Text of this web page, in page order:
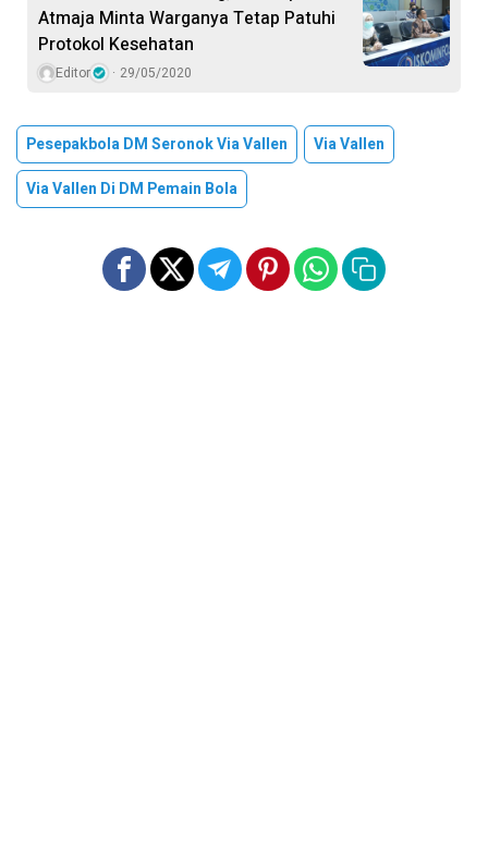
Atmaja Minta Warganya Tetap Patuhi
Protokol Kesehatan
Editor 29/05/2020
Pesepakbola DM Seronok Via Vallen
Via Vallen
Via Vallen Di DM Pemain Bola